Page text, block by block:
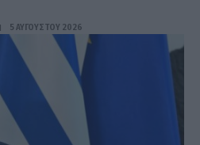
5 ΑΥΓΟΎΣΤΟΥ 2026